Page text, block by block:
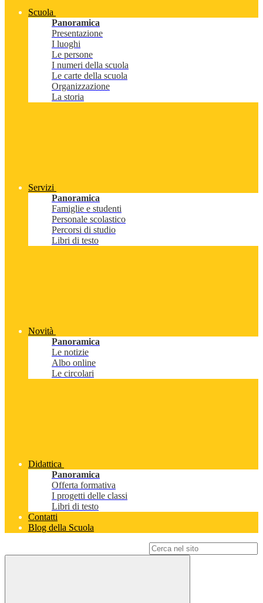
Scuola
Panoramica
Presentazione
I luoghi
Le persone
I numeri della scuola
Le carte della scuola
Organizzazione
La storia
Servizi
Panoramica
Famiglie e studenti
Personale scolastico
Percorsi di studio
Libri di testo
Novità
Panoramica
Le notizie
Albo online
Le circolari
Didattica
Panoramica
Offerta formativa
I progetti delle classi
Libri di testo
Contatti
Blog della Scuola